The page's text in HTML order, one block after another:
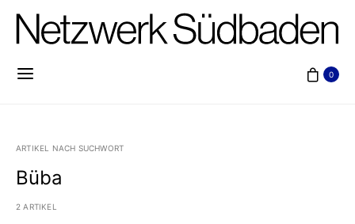
0
ARTIKEL NACH SUCHWORT
Büba
2 ARTIKEL